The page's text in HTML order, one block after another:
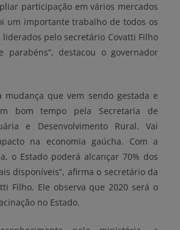
participação em vários mercados
um importante trabalho de todos os
liderados pelo secretário Covatti Filho
parabéns”, destacou o governador
mudança que vem sendo gestada e
bom tempo pela Secretaria de
e Desenvolvimento Rural. Vai
na economia gaúcha. Com a
o Estado poderá alcançar 70% dos
disponíveis”, afirma o secretário da
Filho. Ele observa que 2020 será o
no Estado.